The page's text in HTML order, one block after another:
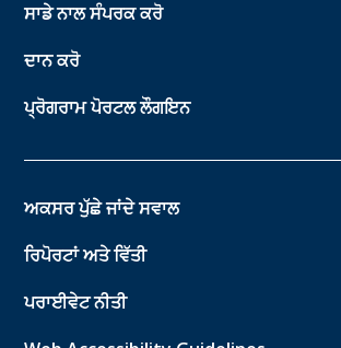
ਸਾਡੇ ਨਾਲ ਸੰਪਰਕ ਕਰੋ
ਦਾਨ ਕਰੋ
ਪ੍ਰੋਗਰਾਮ ਪੋਰਟਲ ਲੌਗਇਨ
ਅਕਸਰ ਪੁੱਛੇ ਜਾਂਦੇ ਸਵਾਲ
ਰਿਪੋਰਟਾਂ ਅਤੇ ਵਿੱਤੀ
ਪਰਾਈਵੇਟ ਨੀਤੀ